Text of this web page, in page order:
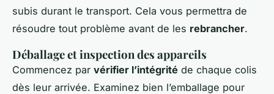
subis durant le transport. Cela vous permettra de
résoudre tout problème avant de les rebrancher.
Déballage et inspection des appareils
Commencez par vérifier l’intégrité de chaque colis
dès leur arrivée. Examinez bien l’emballage pour